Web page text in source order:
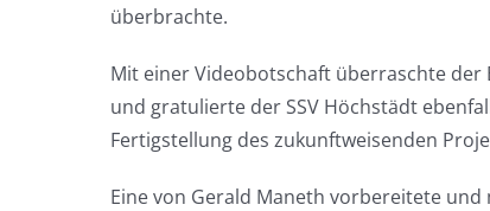
überbrachte.
Mit einer Videobotschaft überraschte der
und gratulierte der SSV Höchstädt
Fertigstellung des zukunftweisenden
Eine von Gerald Maneth vorbereitete